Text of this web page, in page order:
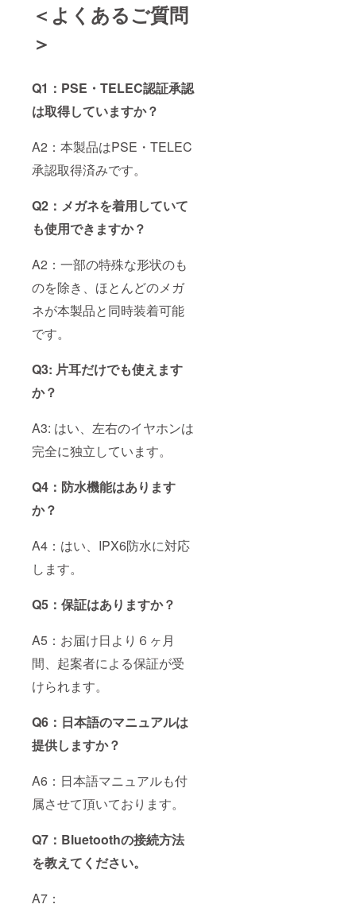
＜よくあるご質問
＞
Q1：PSE・TELEC認証承認
は取得していますか？
A2：本製品はPSE・TELEC
承認取得済みです。
Q2：メガネを着用していて
も使用できますか？
A2：一部の特殊な形状のも
のを除き、ほとんどのメガ
ネが本製品と同時装着可能
です。
Q3: 片耳だけでも使えます
か？
A3: はい、左右のイヤホンは
完全に独立しています。
Q4：防水機能はあります
か？
A4：はい、IPX6防水に対応
します。
Q5：保証はありますか？
A5：お届け日より６ヶ月
間、起案者による保証が受
けられます。
Q6：日本語のマニュアルは
提供しますか？
A6：日本語マニュアルも付
属させて頂いております。
Q7：Bluetoothの接続方法
を教えてください。
A7：